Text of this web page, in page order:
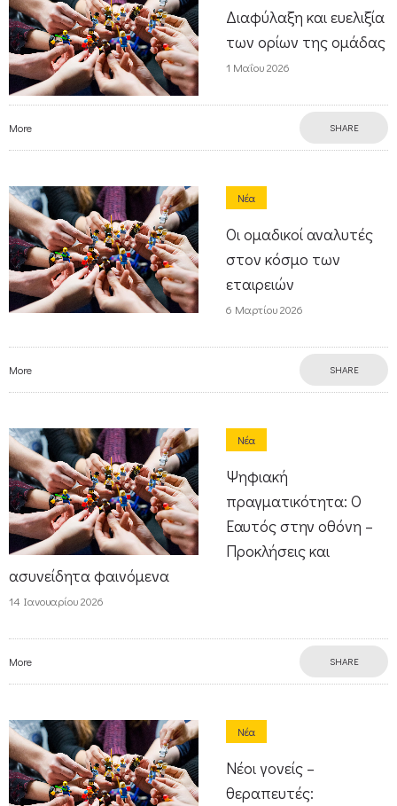
Διαφύλαξη και ευελιξία
των ορίων της ομάδας
1 Μαΐου 2026
More SHARE
Νέα
Οι ομαδικοί αναλυτές
στον κόσμο των
εταιρειών
6 Μαρτίου 2026
More SHARE
Νέα
Ψηφιακή
πραγματικότητα: Ο
Εαυτός στην οθόνη –
Προκλήσεις και
ασυνείδητα φαινόμενα
14 Ιανουαρίου 2026
More SHARE
Νέα
Νέοι γονείς –
θεραπευτές: